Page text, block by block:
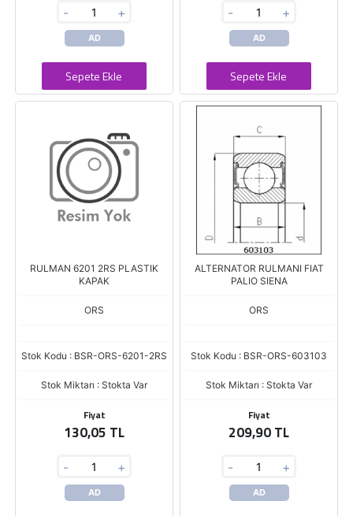
- +
AD
Sepete Ekle
- +
AD
Sepete Ekle
RULMAN 6201 2RS PLASTIK
KAPAK
ORS
Stok Kodu : BSR-ORS-6201-2RS
Stok Miktarı : Stokta Var
Fiyat
130,05 TL
- +
AD
ALTERNATOR RULMANI FIAT
PALIO SIENA
ORS
Stok Kodu : BSR-ORS-603103
Stok Miktarı : Stokta Var
Fiyat
209,90 TL
- +
AD